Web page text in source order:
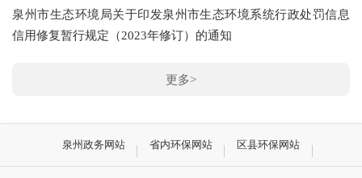
泉州市生态环境局关于印发泉州市生态环境系统行政处罚信息
信用修复暂行规定（2023年修订）的通知
更多>
泉州政务网站 省内环保网站 区县环保网站